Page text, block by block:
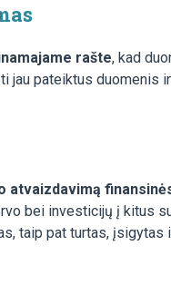
rašte, kad
jau pateiktus
bei investicijų į kitus
taip pat turtas,